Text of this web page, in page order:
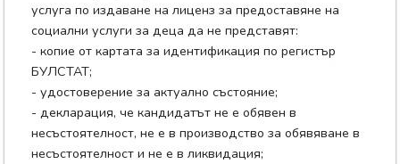
услуга по издаване на лиценз за предоставяне на
социални услуги за деца да не представят:
- копие от картата за идентификация по регистър
БУЛСТАТ;
- удостоверение за актуално състояние;
- декларация, че кандидатът не е обявен в
несъстоятелност, не е в производство за обявяване в
несъстоятелност и не е в ликвидация;